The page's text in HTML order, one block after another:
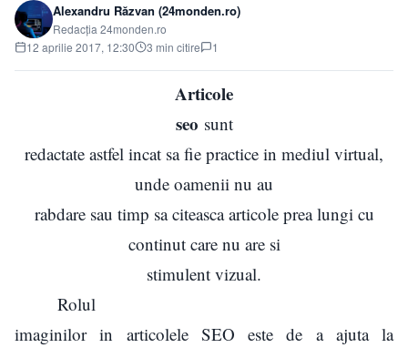
Alexandru Răzvan (24monden.ro)
Redacția 24monden.ro
12 aprilie 2017, 12:30
3 min citire 1
Articole
seo sunt
redactate astfel incat sa fie practice in mediul virtual,
unde oamenii nu au
rabdare sau timp sa citeasca articole prea lungi cu
continut care nu are si
stimulent vizual.
Rolul
imaginilor in articolele SEO este de a ajuta la